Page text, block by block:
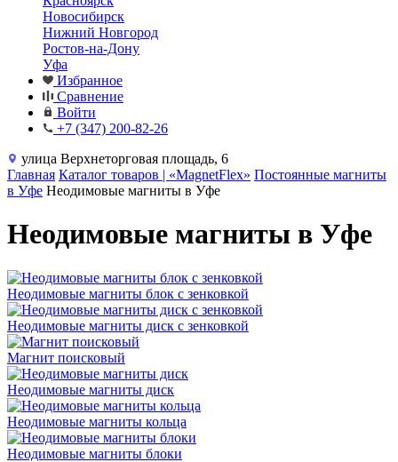
Новосибирск
Нижний Новгород
Ростов-на-Дону
Уфа
Избранное
Сравнение
Войти
+7 (347) 200-82-26
улица Верхнеторговая площадь, 6
Главная Каталог товаров | «MagnetFlex» Постоянные магниты
в Уфе Неодимовые магниты в Уфе
Неодимовые магниты в Уфе
Неодимовые магниты блок с зенковкой
Неодимовые магниты диск с зенковкой
Магнит поисковый
Неодимовые магниты диск
Неодимовые магниты кольца
Неодимовые магниты блоки